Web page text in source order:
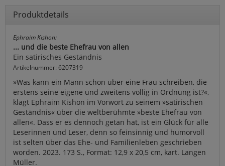
Produktdetails
Ephraim Kishon:
... und die beste Ehefrau von allen
Ein satirisches Geständnis
Artikelnummer: 6207319
»Was kann ein Mann schon über eine Frau schreiben, die
erstens seine eigene und zweitens völlig in Ordnung ist?«,
klagt Ephraim Kishon im Vorwort zu seinem »satirischen
Geständnis« über die weltberühmte »beste Ehefrau von
allen«. Dass er es dennoch getan hat, ist ein Glück für alle
Leserinnen und Leser, denn so feinsinnig und humorvoll
ist selten über das Ehe- und Familienleben geschrieben
worden. 2023. 173 S., Format: 12,9 x 20,5 cm, kart. Langen
Müller.